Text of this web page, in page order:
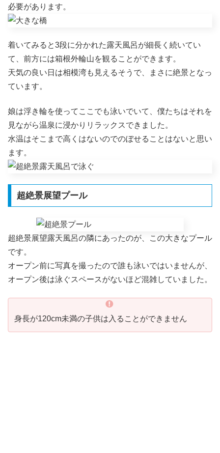
必要があります。
着いてみると3段に分かれた露天風呂が細長く続いてい
て、前方には箱根外輪山を観ることができます。
天気の良い日は相模湾も見えるそうで、まさに絶景となっ
ています。
娘は浮き輪を使ってここでも泳いでいて、僕たちはそれを
見ながら温泉に浸かりリラックスできました。
水温はそこまで高くはないのでのぼせることはないと思い
ます。
超絶景展望プール
超絶景展望露天風呂の隣にあったのが、この大きなプール
です。
オープン前に写真を撮ったので誰も泳いではいませんが、
オープン後は泳ぐスペースがないほど混雑していました。
身長が120cm未満の子供は入ることができません